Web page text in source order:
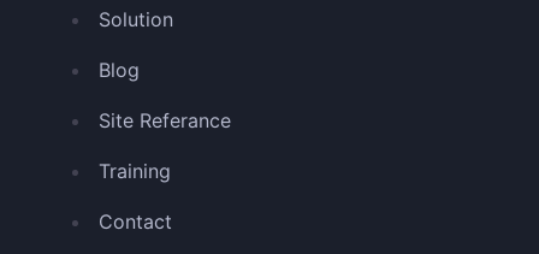
Solution
Blog
Site Referance
Training
Contact